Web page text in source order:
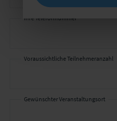
Ihre Telefonnummer
Voraussichtliche Teilnehmeranzahl
Gewünschter Veranstaltungsort